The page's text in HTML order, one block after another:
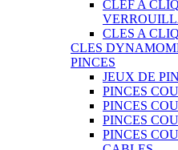
CLEF A
CLES A
CLES
PINCES
JEUX DE
PINCES
PINCES
PINCES
PINCES